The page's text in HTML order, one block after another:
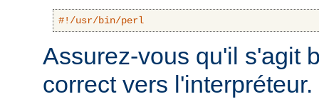
#!/usr/bin/perl
Assurez-vous qu'il s'agit
correct vers l'interpréteur.